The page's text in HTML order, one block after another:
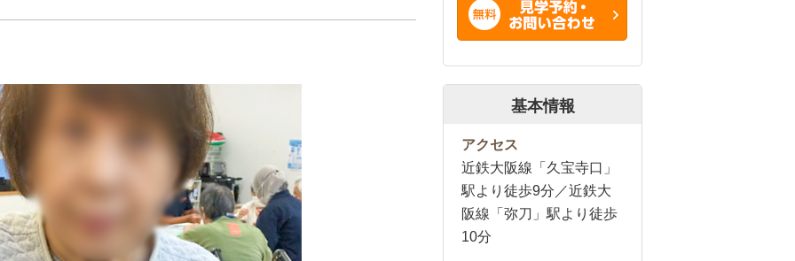
基本情報
アクセス
近鉄大阪線「久宝寺口」
駅より徒歩9分／近鉄大
阪線「弥刀」駅より徒歩
10分